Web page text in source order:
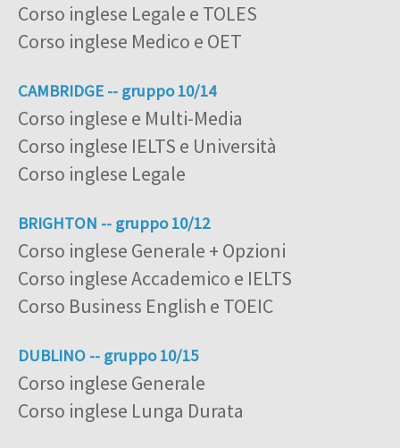
Corso inglese Legale e TOLES
Corso inglese Medico e OET
CAMBRIDGE -- gruppo 10/14
Corso inglese e Multi-Media
Corso inglese IELTS e Università
Corso inglese Legale
BRIGHTON -- gruppo 10/12
Corso inglese Generale + Opzioni
Corso inglese Accademico e IELTS
Corso Business English e TOEIC
DUBLINO -- gruppo 10/15
Corso inglese Generale
Corso inglese Lunga Durata